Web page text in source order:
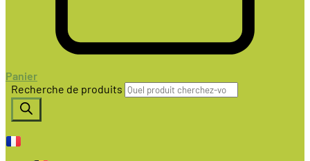
Panier
Recherche de produits